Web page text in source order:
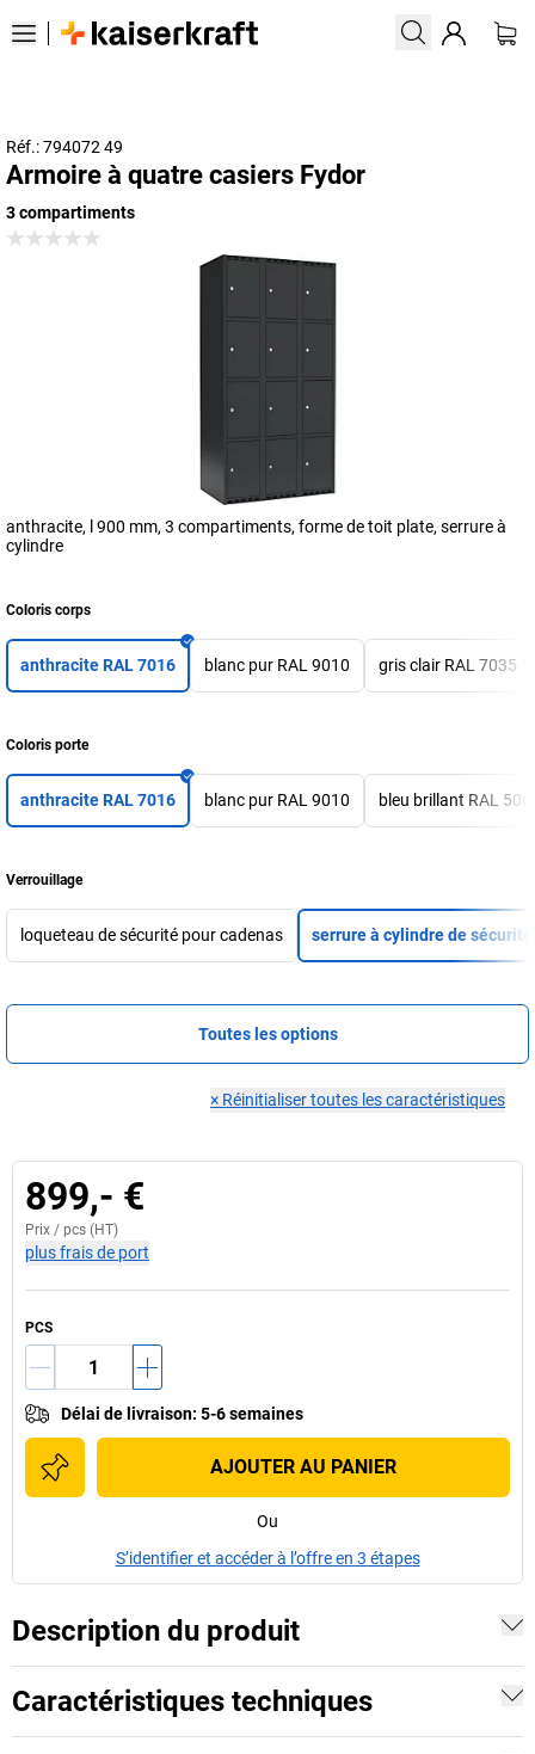
Réf.: 794072 49
Armoire à quatre casiers Fydor
3 compartiments
anthracite, l 900 mm, 3 compartiments, forme de toit plate, serrure à
cylindre
Coloris corps
anthracite RAL 7016 blanc pur RAL 9010 gris clair RAL 7035
Coloris porte
anthracite RAL 7016 blanc pur RAL 9010 bleu brillant RAL
Verrouillage
loqueteau de sécurité pour cadenas serrure à cylindre de
Toutes les options
× Réinitialiser toutes les caractéristiques
899,- €
Prix / pcs (HT)
plus frais de port
PCS
Délai de livraison: 5-6 semaines
AJOUTER AU PANIER
Ou
S’identifier et accéder à l’offre en 3 étapes
Description du produit
Caractéristiques techniques